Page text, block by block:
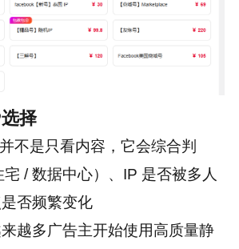
择
不是只看内容，它会综合判
/ 数据中心）、IP 是否被多人
否频繁变化
越多广告主开始使用高质量静